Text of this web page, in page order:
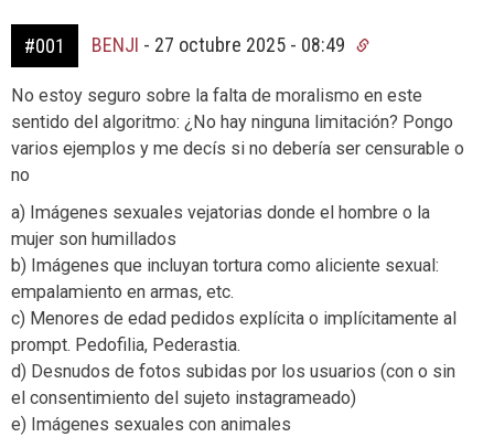
#001 BENJI - 27 octubre 2025 - 08:49
No estoy seguro sobre la falta de moralismo en este
sentido del algoritmo: ¿No hay ninguna limitación? Pongo
varios ejemplos y me decís si no debería ser censurable o
no
a) Imágenes sexuales vejatorias donde el hombre o la
mujer son humillados
b) Imágenes que incluyan tortura como aliciente sexual:
empalamiento en armas, etc.
c) Menores de edad pedidos explícita o implícitamente al
prompt. Pedofilia, Pederastia.
d) Desnudos de fotos subidas por los usuarios (con o sin
el consentimiento del sujeto instagrameado)
e) Imágenes sexuales con animales